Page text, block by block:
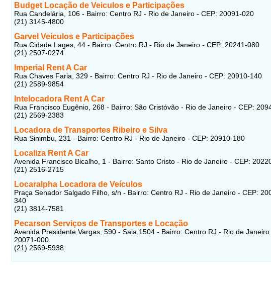
Budget Locação de Veiculos e Participações
Rua Candelária, 106 - Bairro: Centro RJ - Rio de Janeiro - CEP: 20091-020
(21) 3145-4800
Garvel Veículos e Participações
Rua Cidade Lages, 44 - Bairro: Centro RJ - Rio de Janeiro - CEP: 20241-080
(21) 2507-0274
Imperial Rent A Car
Rua Chaves Faria, 329 - Bairro: Centro RJ - Rio de Janeiro - CEP: 20910-140
(21) 2589-9854
Intelocadora Rent A Car
Rua Francisco Eugênio, 268 - Bairro: São Cristóvão - Rio de Janeiro - CEP:
(21) 2569-2383
Locadora de Transportes Ribeiro e Silva
Rua Sinimbu, 231 - Bairro: Centro RJ - Rio de Janeiro - CEP: 20910-180
Localiza Rent A Car
Avenida Francisco Bicalho, 1 - Bairro: Santo Cristo - Rio de Janeiro - CEP:
(21) 2516-2715
Locaralpha Locadora de Veículos
Praça Senador Salgado Filho, s/n - Bairro: Centro RJ - Rio de Janeiro - CEP:
340
(21) 3814-7581
Pecarson Serviços de Transportes e Locação
Avenida Presidente Vargas, 590 - Sala 1504 - Bairro: Centro RJ - Rio de Janeiro
20071-000
(21) 2569-5938